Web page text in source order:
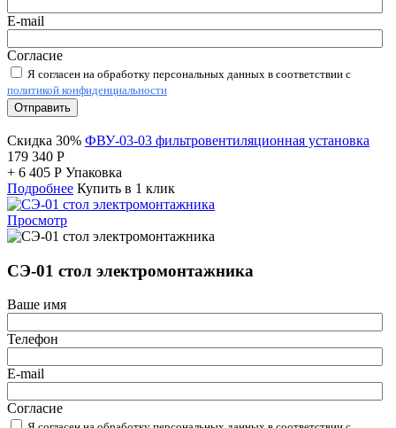
E-mail
Согласие
Я согласен на обработку персональных данных в соответствии с
политикой конфиденциальности
Отправить
Скидка 30% ФВУ-03-03 фильтровентиляционная установка
179 340 Р
+ 6 405 Р Упаковка
Подробнее Купить в 1 клик
Просмотр
СЭ-01 стол электромонтажника
Ваше имя
Телефон
E-mail
Согласие